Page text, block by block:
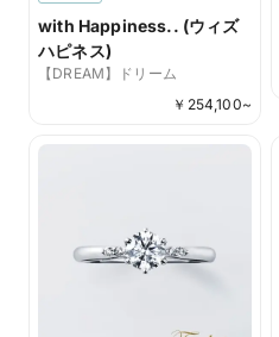
with Happiness.. (ウィズ
ハピネス)
【DREAM】ドリーム
￥ 254,100~